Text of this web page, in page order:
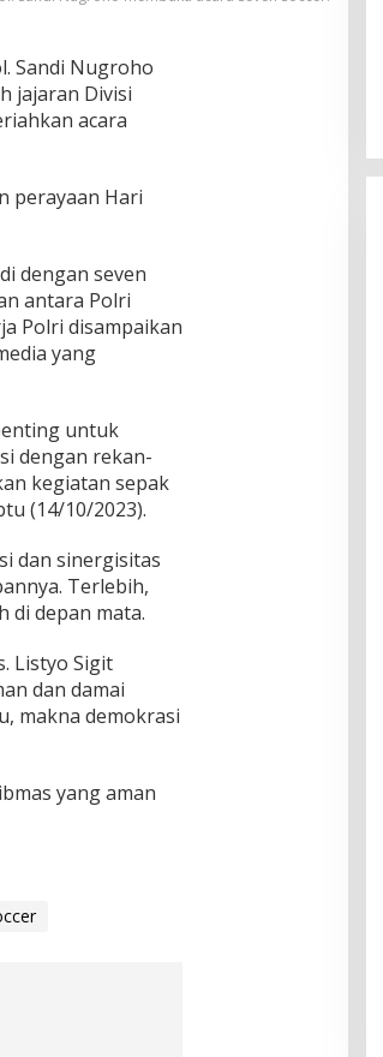
Sandi Nugroho
jajaran Divisi
acara
perayaan Hari
dengan seven
antara Polri
Polri disampaikan
yang
untuk
dengan rekan-
kegiatan sepak
(14/10/2023).
dan sinergisitas
Terlebih,
di depan mata.
Listyo Sigit
dan damai
makna demokrasi
yang aman
KA Blambangan-Pasar Senen,
Kepala Putus Hingga Kaki Korban
Hancur
In Foto Peristiwa